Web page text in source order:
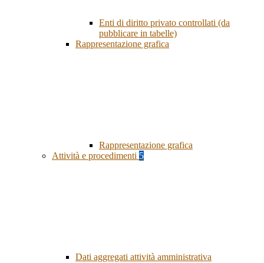
Enti di diritto privato controllati (da
pubblicare in tabelle)
Rappresentazione grafica
Rappresentazione grafica
Attività e procedimenti 5
Dati aggregati attività amministrativa